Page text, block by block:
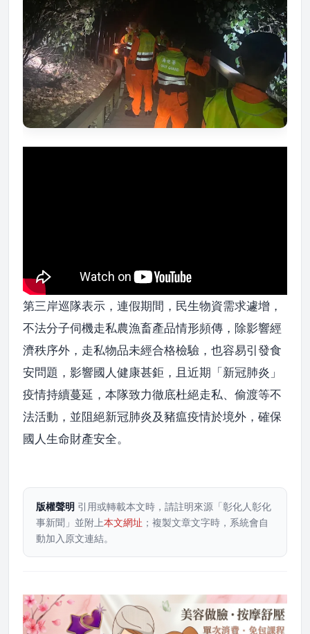
第三岸巡隊表示，連假期間，民生物資需求遽增，
不法分子伺機走私農漁畜產品情形頻傳，除影響經
濟秩序外，走私物品未經合格檢驗，也容易引發食
安問題，影響國人健康甚鉅，且近期「新冠肺炎」
疫情持續蔓延，本隊致力徹底杜絕走私、偷渡等不
法活動，並阻絕新冠肺炎及豬瘟疫情於境外，確保
國人生命財產安全。
版權聲明 引用或轉載本文時，請註明來源「彰化人彰化
事新聞」並附上本文網址 ；複製文章文字時，系統會自
動加入原文連結。